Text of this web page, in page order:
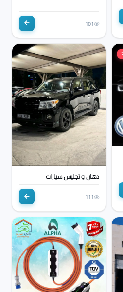
101
دهان و تجليس سيارات
111